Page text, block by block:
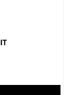
Prijsklasse:
tot